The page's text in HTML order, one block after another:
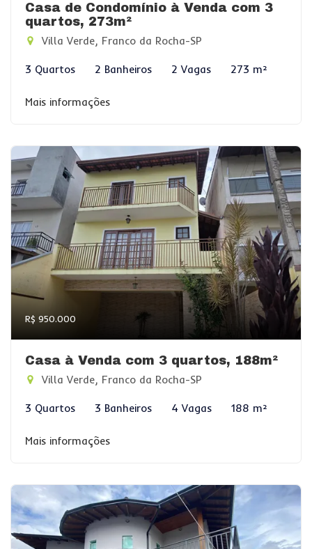
Casa de Condomínio à Venda com 3
quartos, 273m²
Villa Verde, Franco da Rocha-SP
3 Quartos 2 Banheiros 2 Vagas 273 m²
Mais informações
R$ 950.000
Casa à Venda com 3 quartos, 188m²
Villa Verde, Franco da Rocha-SP
3 Quartos 3 Banheiros 4 Vagas 188 m²
Mais informações